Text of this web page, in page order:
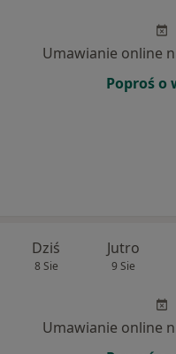
Umawianie online
Poproś o
Dziś
8 Sie
Jutro
9 Sie
Umawianie online